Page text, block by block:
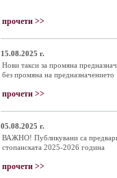
прочети >>
15.08.2025 г.
Нови такси за промяна
без промяна на предназначението
прочети >>
05.08.2025 г.
ВАЖНО! Публикувани са
стопанската 2025-2026 година
прочети >>